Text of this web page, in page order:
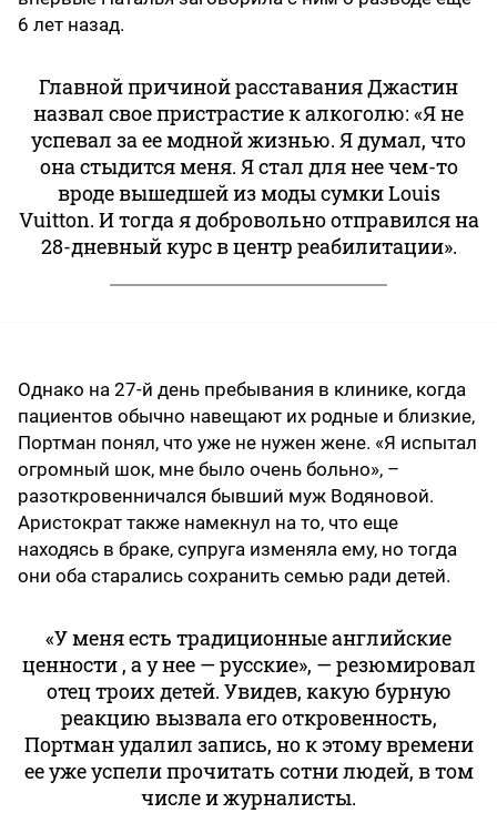
6 лет назад.
Главной причиной расставания Джастин
назвал свое пристрастие к алкоголю: «Я не
успевал за ее модной жизнью. Я думал, что
она стыдится меня. Я стал для нее чем-то
вроде вышедшей из моды сумки Louis
Vuitton. И тогда я добровольно отправился на
28-дневный курс в центр реабилитации».
Однако на 27-й день пребывания в клинике, когда
пациентов обычно навещают их родные и близкие,
Портман понял, что уже не нужен жене. «Я испытал
огромный шок, мне было очень больно», –
разоткровенничался бывший муж Водяновой.
Аристократ также намекнул на то, что еще
находясь в браке, супруга изменяла ему, но тогда
они оба старались сохранить семью ради детей.
«У меня есть традиционные английские
ценности , а у нее — русские», — резюмировал
отец троих детей. Увидев, какую бурную
реакцию вызвала его откровенность,
Портман удалил запись, но к этому времени
ее уже успели прочитать сотни людей, в том
числе и журналисты.